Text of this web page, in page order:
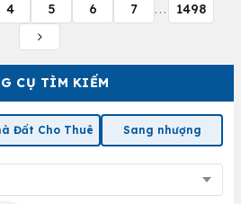
CỤ TÌM KIẾM
Đất Cho Thuê Sang nhượng
4 5 6 7 ... 1498